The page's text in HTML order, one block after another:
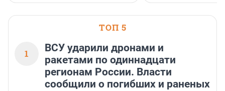
ТОП 5
1
ВСУ ударили дронами и
ракетами по одиннадцати
регионам России. Власти
сообщили о погибших и раненых